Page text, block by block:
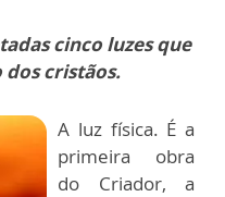
cinco luzes que
cristãos.
A luz física. É a
primeira obra
do Criador, a